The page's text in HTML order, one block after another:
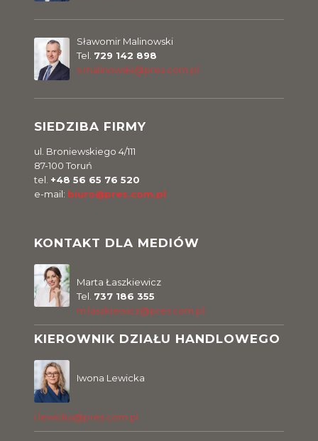
SIEDZIBA FIRMY
ul. Broniewskiego 4/111
87-100 Toruń
tel. +48 56 65 76 520
e-mail: biuro@pres.com.pl
KONTAKT DLA MEDIÓW
Marta Łaszkiewicz
Tel. 737 186 355
m.laszkiewicz@pres.com.pl
KIEROWNIK DZIAŁU HANDLOWEGO
Iwona Lewicka
i.lewicka@pres.com.pl
Sławomir Malinowski
Tel. 729 142 898
s.malinowski@pres.com.pl